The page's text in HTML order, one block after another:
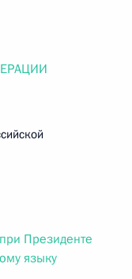
Президенте
языку